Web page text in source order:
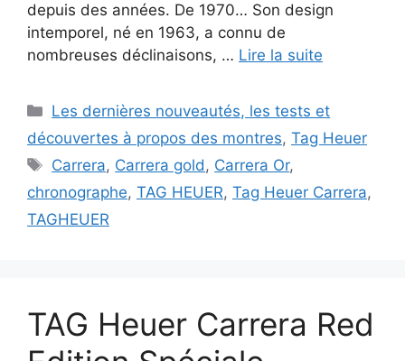
depuis des années. De 1970… Son design
intemporel, né en 1963, a connu de
nombreuses déclinaisons, … Lire la suite
Catégories
Les dernières nouveautés, les tests et
découvertes à propos des montres, Tag Heuer
Étiquettes
Carrera, Carrera gold, Carrera Or,
chronographe, TAG HEUER, Tag Heuer Carrera,
TAGHEUER
TAG Heuer Carrera Red